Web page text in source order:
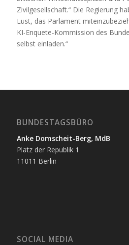
Zivilgesellschaft.“ Die Regierung
Lust, das Parlament
KI-Enquete-Kommission des
selbst einladen.“
BUNDESTAGSBÜRO
Anke Domscheit-Berg, MdB
Platz der Republik 1
11011 Berlin
SOCIAL MEDIA